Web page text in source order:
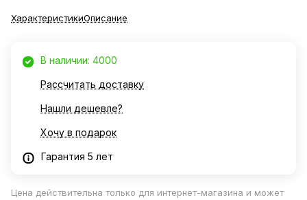
ХарактеристикиОписание
В наличии: 4000
Рассчитать доставку
Нашли дешевле?
Хочу в подарок
Гарантия 5 лет
Цена действительна только для интернет-магазина и может